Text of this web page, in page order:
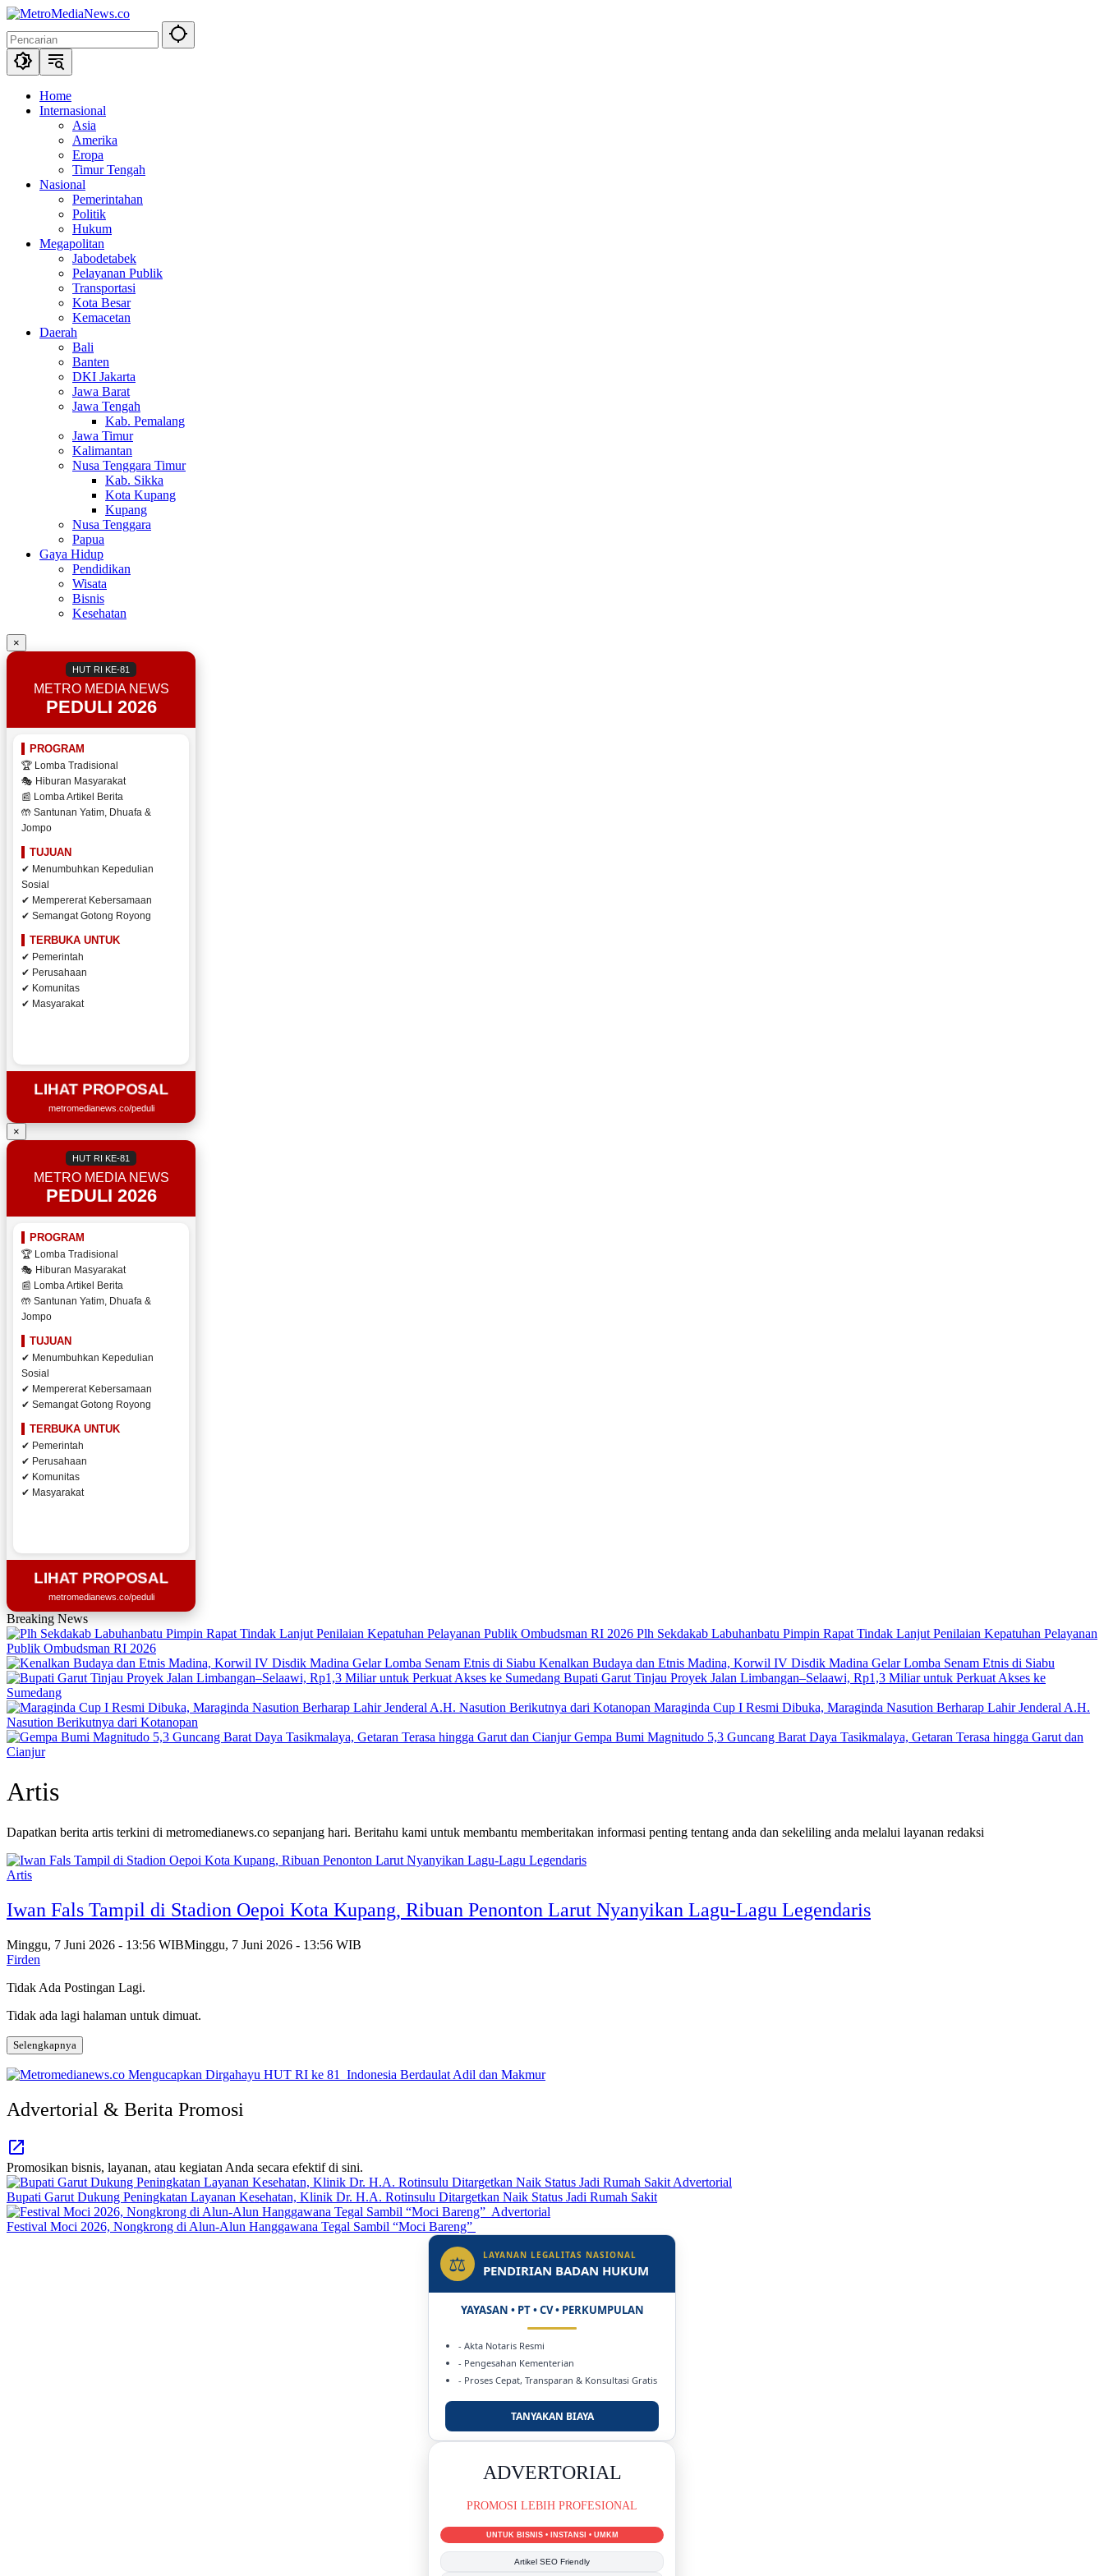
Langsung
konten
Home
Internasional
Asia
Amerika
Eropa
Timur Tengah
Nasional
Pemerintahan
Politik
Hukum
Megapolitan
Jabodetabek
Pelayanan Publik
Transportasi
Kota Besar
Kemacetan
Daerah
Bali
Banten
DKI Jakarta
Jawa Barat
Jawa Tengah
Kab. Pemalang
Jawa Timur
Kalimantan
Nusa Tenggara Timur
Kab. Sikka
Kota Kupang
Kupang
Nusa Tenggara
Papua
Gaya Hidup
Pendidikan
Wisata
Bisnis
Kesehatan
×
HUT RI KE-81
METRO MEDIA NEWS
PEDULI 2026
PROGRAM
🏆 Lomba Tradisional
🎭 Hiburan Masyarakat
📰 Lomba Artikel Berita
🤲 Santunan Yatim, Dhuafa &
Jompo
TUJUAN
✔ Menumbuhkan Kepedulian
Sosial
✔ Mempererat Kebersamaan
✔ Semangat Gotong Royong
TERBUKA UNTUK
✔ Pemerintah
✔ Perusahaan
✔ Komunitas
✔ Masyarakat
LIHAT PROPOSAL
metromedianews.co/peduli
×
HUT RI KE-81
METRO MEDIA NEWS
PEDULI 2026
PROGRAM
🏆 Lomba Tradisional
🎭 Hiburan Masyarakat
📰 Lomba Artikel Berita
🤲 Santunan Yatim, Dhuafa &
Jompo
TUJUAN
✔ Menumbuhkan Kepedulian
Sosial
✔ Mempererat Kebersamaan
✔ Semangat Gotong Royong
TERBUKA UNTUK
✔ Pemerintah
✔ Perusahaan
✔ Komunitas
✔ Masyarakat
LIHAT PROPOSAL
metromedianews.co/peduli
Breaking News
Plh Sekdakab Labuhanbatu Pimpin Rapat Tindak Lanjut Penilaian Kepatuhan Pelayanan
Publik Ombudsman RI 2026
Kenalkan Budaya dan Etnis Madina, Korwil IV Disdik Madina Gelar Lomba Senam Etnis di Siabu
Bupati Garut Tinjau Proyek Jalan Limbangan–Selaawi, Rp1,3 Miliar untuk Perkuat Akses ke
Sumedang
Maraginda Cup I Resmi Dibuka, Maraginda Nasution Berharap Lahir Jenderal A.H.
Nasution Berikutnya dari Kotanopan
Gempa Bumi Magnitudo 5,3 Guncang Barat Daya Tasikmalaya, Getaran Terasa hingga Garut dan
Cianjur
Artis
Dapatkan berita artis terkini di metromedianews.co sepanjang hari. Beritahu kami untuk membantu memberitakan informasi penting tentang anda dan sekeliling anda melalui layanan redaksi
Artis
Iwan Fals Tampil di Stadion Oepoi Kota Kupang, Ribuan Penonton Larut Nyanyikan Lagu-Lagu Legendaris
Minggu, 7 Juni 2026 - 13:56 WIBMinggu, 7 Juni 2026 - 13:56 WIB
Firden
Tidak Ada Postingan Lagi.
Tidak ada lagi halaman untuk dimuat.
Selengkapnya
Advertorial & Berita Promosi
Promosikan bisnis, layanan, atau kegiatan Anda secara efektif di sini.
Advertorial
Bupati Garut Dukung Peningkatan Layanan Kesehatan, Klinik Dr. H.A. Rotinsulu Ditargetkan Naik Status Jadi Rumah Sakit
Advertorial
Festival Moci 2026, Nongkrong di Alun-Alun Hanggawana Tegal Sambil “Moci Bareng”
⚖ LAYANAN LEGALITAS NASIONAL
PENDIRIAN BADAN HUKUM
YAYASAN • PT • CV • PERKUMPULAN
- Akta Notaris Resmi
- Pengesahan Kementerian
- Proses Cepat, Transparan & Konsultasi Gratis
TANYAKAN BIAYA
DUKUNG KAMI
MEDIA INFORMASI TERPERCAYA
Publikasi Kegiatan